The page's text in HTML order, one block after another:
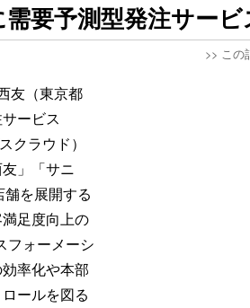
要予測型発注サービ
>> この
友（東京都
ービス
クラウド）
」「サニ
を展開する
足度向上の
フォーメーシ
率化や本部
ールを図る